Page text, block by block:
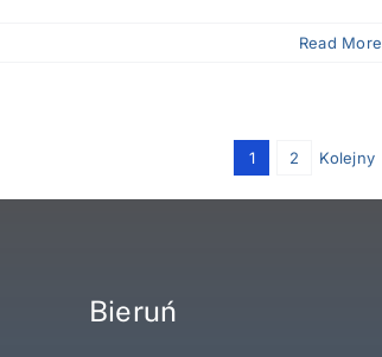
Read More
1 2 Kolejny
Bieruń